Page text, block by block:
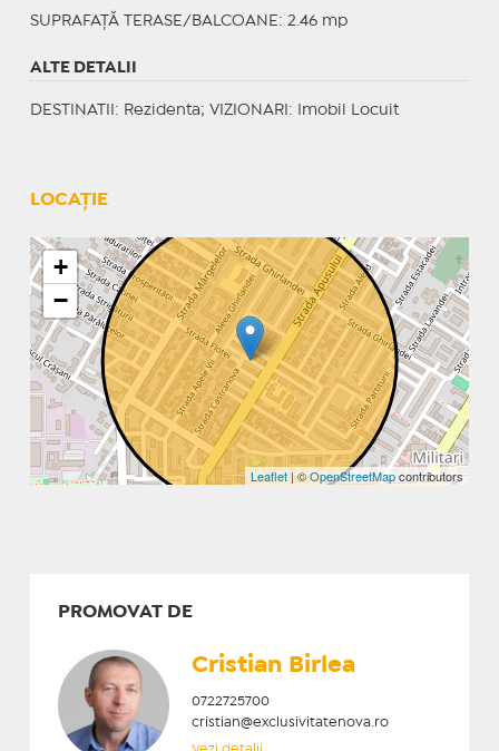
SUPRAFAȚĂ TERASE/BALCOANE: 2.46 mp
ALTE DETALII
DESTINATII : Rezidenta; VIZIONARI : Imobil Locuit
LOCAȚIE
+
−
Leaflet | ©OpenStreetMapcontributors
PROMOVAT DE
Cristian ​Birlea
0722725700
cristian@exclusivitatenova.ro